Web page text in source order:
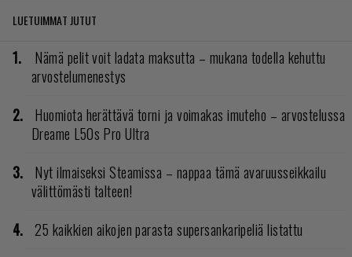
LUETUIMMAT JUTUT
Nämä pelit voit ladata maksutta – mukana todella kehuttu
arvostelumenestys
Huomiota herättävä torni ja voimakas imuteho – arvostelussa
Dreame L50s Pro Ultra
Nyt ilmaiseksi Steamissa – nappaa tämä avaruusseikkailu
välittömästi talteen!
25 kaikkien aikojen parasta supersankaripeliä listattu